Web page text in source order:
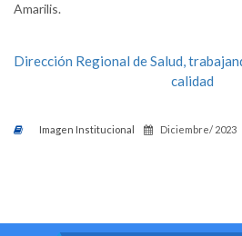
Amarilis.
Dirección Regional de Salud,
calidad
Imagen Institucional Diciembre/ 2023